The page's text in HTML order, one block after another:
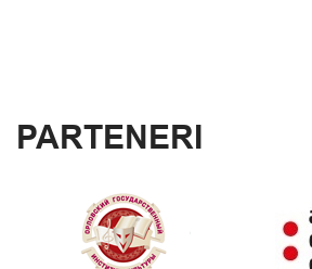
PARTENERI